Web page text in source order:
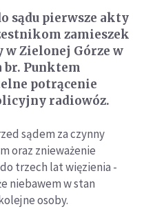
sądu pierwsze akty
zamieszek
w Zielonej Górze w
br. Punktem
potrącenie
radiowóz.
sądem za czynny
oraz znieważenie
trzech lat więzienia -
niebawem w stan
osoby.